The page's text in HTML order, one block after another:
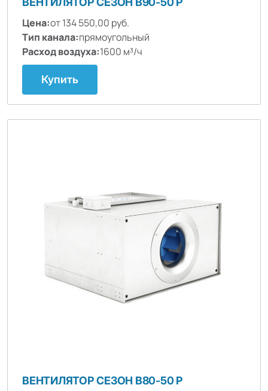
Цена:от 134 550,00 руб.
Тип канала:прямоугольный
Расход воздуха:1600 м³/ч
Купить
ВЕНТИЛЯТОР СЕЗОН B80-50 P